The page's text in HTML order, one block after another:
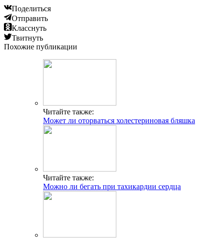
Поделиться
Отправить
Класснуть
Твитнуть
Похожие публикации
Читайте также:
Может ли оторваться холестериновая бляшка
Читайте также:
Можно ли бегать при тахикардии сердца